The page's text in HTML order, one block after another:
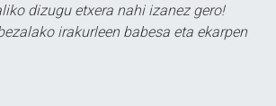
dizugu etxera nahi izanez gero!
irakurleen babesa eta ekarpen